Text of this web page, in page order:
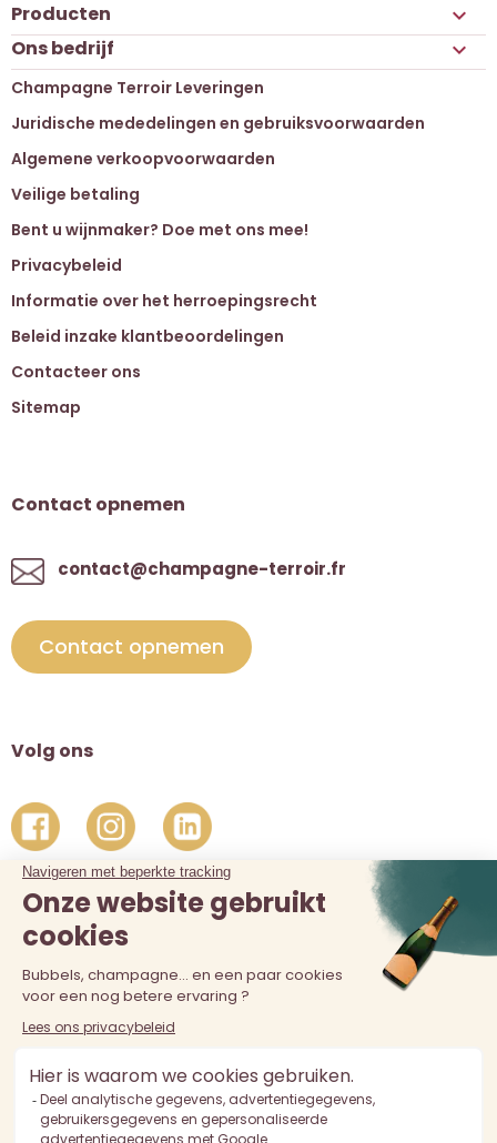
Producten 
Ons bedrijf 
Champagne Terroir Leveringen
Juridische mededelingen en gebruiksvoorwaarden
Algemene verkoopvoorwaarden
Veilige betaling
Bent u wijnmaker? Doe met ons mee!
Privacybeleid
Informatie over het herroepingsrecht
Beleid inzake klantbeoordelingen
Contacteer ons
Sitemap
Contact opnemen
contact@champagne-terroir.fr
Contact opnemen
Volg ons
De verkoop van alcohol aan personen jonger dan 18 jaar is
verboden. Alcoholmisbruik is schadelijk voor de gezondheid.